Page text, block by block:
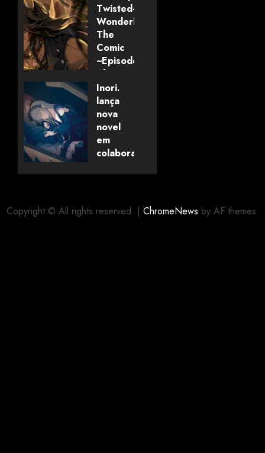
Twisted-
Wonderland:
The
Comic
~Episode
of
Savanaclaw~”
anunciado
pela
Universo
dos
Livros
Inori.
lança
nova
novel
em
colaboração
Copyright © All rights reserved. | ChromeNews by AF themes.